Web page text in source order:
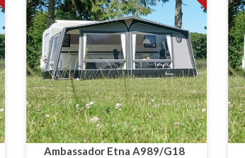
Ambassador Etna A989/G18